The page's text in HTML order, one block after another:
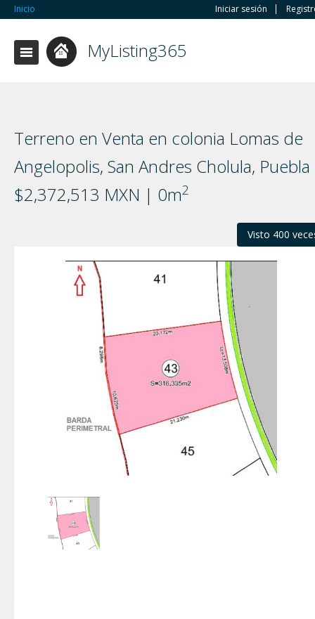
Inicio Iniciar sesión
MyListing365
Terreno en Venta en colonia Lomas de
Angelopolis, San Andres Cholula,
$2,372,513 MXN | 0m2
Visto 400